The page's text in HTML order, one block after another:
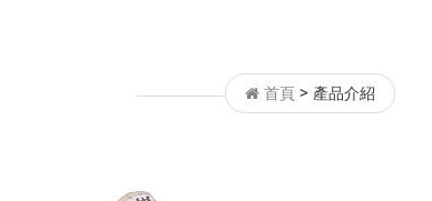
首頁 > 產品介紹